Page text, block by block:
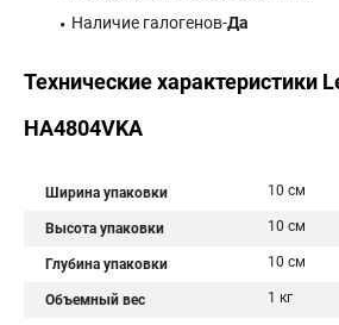
Наличие галогенов-Да
Технические характеристики
HA4804VKA
Ширина упаковки 10 см
Высота упаковки 10 см
Глубина упаковки 10 см
Объемный вес 1 кг